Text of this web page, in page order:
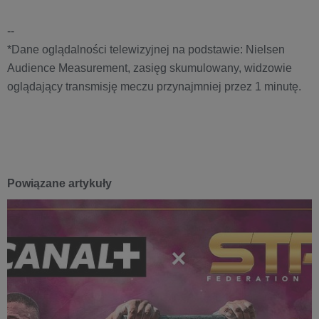
--
*Dane oglądalności telewizyjnej na podstawie: Nielsen
Audience Measurement, zasięg skumulowany, widzowie
oglądający transmisję meczu przynajmniej przez 1 minutę.
Powiązane artykuły